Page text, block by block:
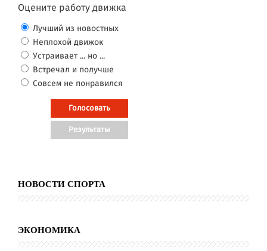
Оцените работу движка
Лучший из новостных
Неплохой движок
Устраивает ... но ...
Встречал и получше
Совсем не понравился
НОВОСТИ СПОРТА
ЭКОНОМИКА